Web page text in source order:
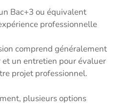
Bac+3 ou équivalent
professionnelle
comprend généralement
et un entretien pour évaluer
projet professionnel.
plusieurs options